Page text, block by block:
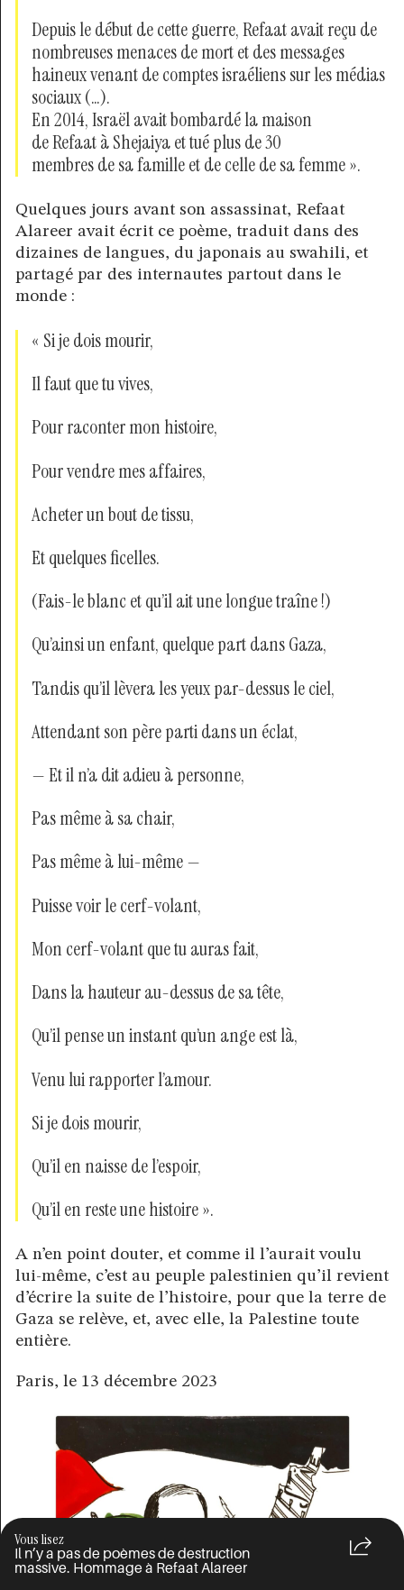
Vous lisez
Il n’y a pas de poèmes de destruction
massive. Hommage à Refaat Alareer
Depuis le début de cette guerre, Refaat avait reçu de
nombreuses menaces de mort et des messages
haineux venant de comptes israéliens sur les médias
sociaux (…).
En 2014, Israël avait bombardé la maison
de Refaat à Shejaiya et tué plus de 30
membres de sa famille et de celle de sa femme ».
Quelques jours avant son assassinat, Refaat
Alareer avait écrit ce poème, traduit dans des
dizaines de langues, du japonais au swahili, et
partagé par des internautes partout dans le
monde :
« Si je dois mourir,
Il faut que tu vives,
Pour raconter mon histoire,
Pour vendre mes affaires,
Acheter un bout de tissu,
Et quelques ficelles.
(Fais-le blanc et qu’il ait une longue traîne !)
Qu’ainsi un enfant, quelque part dans Gaza,
Tandis qu’il lèvera les yeux par-dessus le ciel,
Attendant son père parti dans un éclat,
— Et il n’a dit adieu à personne,
Pas même à sa chair,
Pas même à lui-même —
Puisse voir le cerf-volant,
Mon cerf-volant que tu auras fait,
Dans la hauteur au-dessus de sa tête,
Qu’il pense un instant qu’un ange est là,
Venu lui rapporter l’amour.
Si je dois mourir,
Qu’il en naisse de l’espoir,
Qu’il en reste une histoire ».
A n’en point douter, et comme il l’aurait voulu
lui-même, c’est au peuple palestinien qu’il revient
d’écrire la suite de l’histoire, pour que la terre de
Gaza se relève, et, avec elle, la Palestine toute
entière.
Paris, le 13 décembre 2023